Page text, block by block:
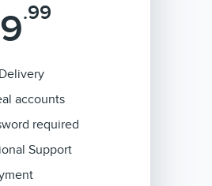
.99
accounts
required
Support